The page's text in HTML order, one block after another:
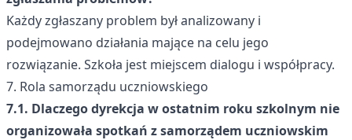
Każdy zgłaszany problem był analizowany i
podejmowano działania mające na celu jego
rozwiązanie. Szkoła jest miejscem dialogu i współpracy.
7. Rola samorządu uczniowskiego
7.1. Dlaczego dyrekcja w ostatnim roku szkolnym nie
organizowała spotkań z samorządem uczniowskim